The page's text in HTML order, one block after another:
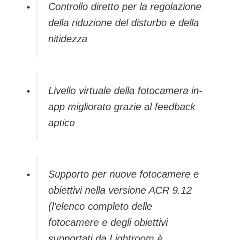
Controllo diretto per la regolazione
della riduzione del disturbo e della
nitidezza
Livello virtuale della fotocamera in-
app migliorato grazie al feedback
aptico
Supporto per nuove fotocamere e
obiettivi nella versione ACR 9.12
(l’elenco completo delle
fotocamere e degli obiettivi